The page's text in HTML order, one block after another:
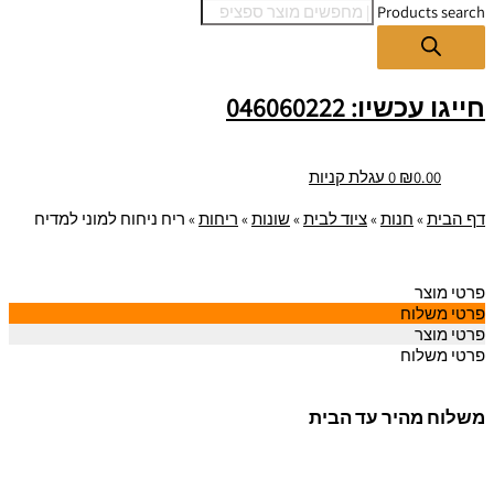
Products search
חייגו עכשיו: 046060222
₪0.00
0 עגלת קניות
דף הבית» חנות»ציוד לבית»שונות» ריחות» ריח ניחוח למוני למדיח
פרטי מוצר
פרטי משלוח
פרטי מוצר
פרטי משלוח
משלוח מהיר עד הבית